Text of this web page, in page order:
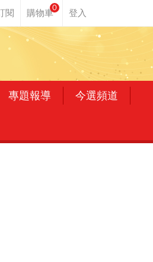
0
專題報導 今選頻道